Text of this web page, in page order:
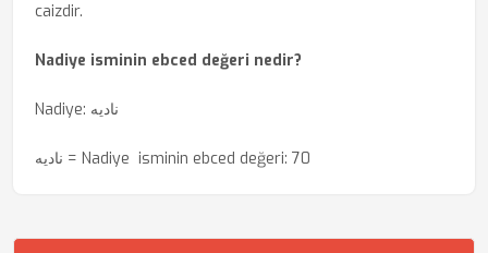
caizdir.
Nadiye isminin ebced değeri nedir?
Nadiye: ناديه
ناديه = Nadiye isminin ebced değeri: 70